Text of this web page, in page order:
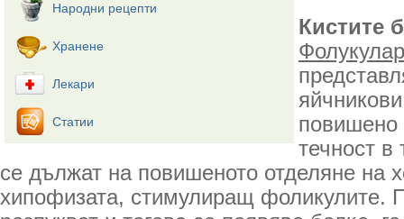
Народни рецепти
Хранене
Лекари
Статии
Кистите
повишено
течност в
се дължат на повишеното отделяне на
хипофизата, стимулиращ фоликулите.